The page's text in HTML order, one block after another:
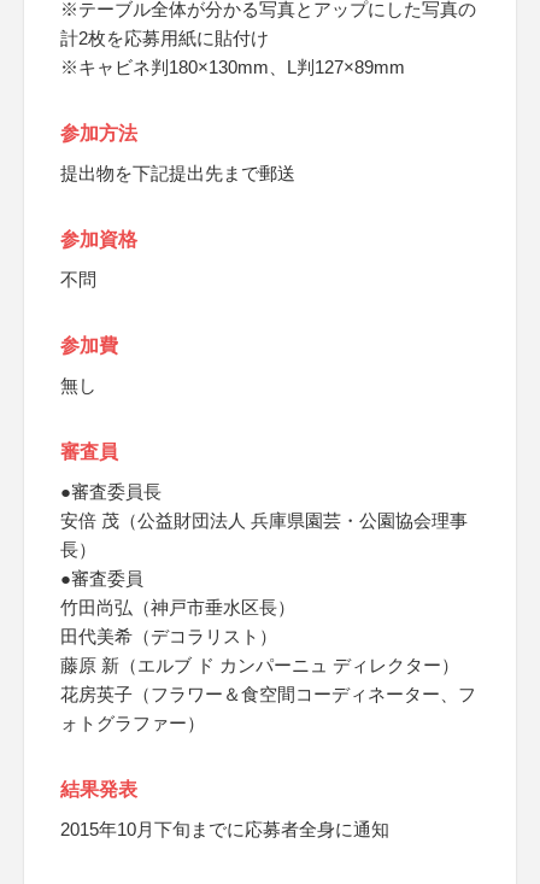
※テーブル全体が分かる写真とアップにした写真の
計2枚を応募用紙に貼付け
※キャビネ判180×130mm、L判127×89mm
参加方法
提出物を下記提出先まで郵送
参加資格
不問
参加費
無し
審査員
●審査委員長
安倍 茂（公益財団法人 兵庫県園芸・公園協会理事
長）
●審査委員
竹田尚弘（神戸市垂水区長）
田代美希（デコラリスト）
藤原 新（エルブ ド カンパーニュ ディレクター）
花房英子（フラワー＆食空間コーディネーター、フ
ォトグラファー）
結果発表
2015年10月下旬までに応募者全身に通知